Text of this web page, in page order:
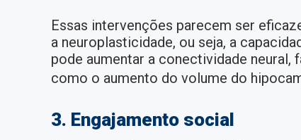
Essas intervenções parecem ser
a neuroplasticidade, ou seja, a
pode aumentar a conectividade
como o aumento do volume do
3. Engajamento social